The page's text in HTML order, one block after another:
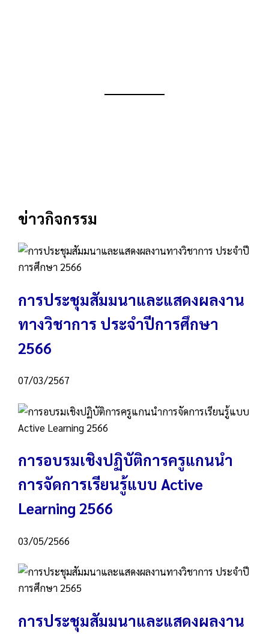
ข่าวกิจกรรม
การประชุมสัมมนาและแสดงผลงาน
ทางวิชาการ ประจําปีการศึกษา
2566
07/03/2567
การอบรมเชิงปฏิบัติการครูแกนนำ
การจัดการเรียนรู้แบบ Active
Learning 2566
03/05/2566
การประชุมสัมมนาและแสดงผลงาน